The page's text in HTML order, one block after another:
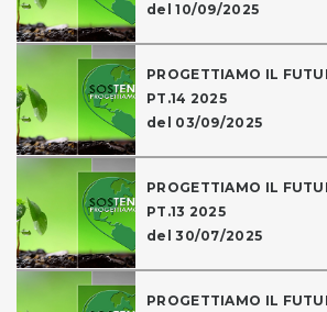
del 10/09/2025
PROGETTIAMO IL
PT.14 2025
del 03/09/2025
PROGETTIAMO IL
PT.13 2025
del 30/07/2025
PROGETTIAMO IL